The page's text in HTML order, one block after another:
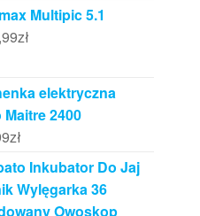
Multipic 5.1
zł
elektryczna
Maitre 2400
zł
Inkubator Do Jaj
Wylęgarka 36
Owoskop